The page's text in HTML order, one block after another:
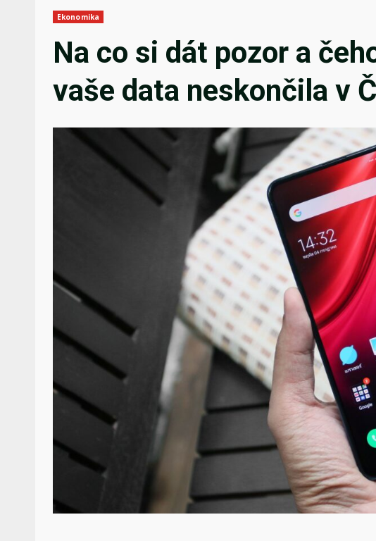
Ekonomika
Na co si dát pozor a
vaše data neskončila v